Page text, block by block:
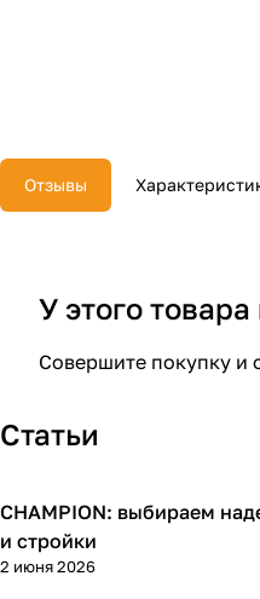
Отзывы
У этого
Совершите покупку и
Статьи
Пилы
CHAMPION: выбираем
и стройки
2 июня 2026